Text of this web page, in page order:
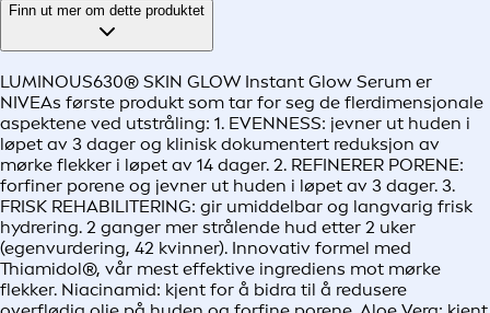
Finn ut mer om dette produktet
LUMINOUS630® SKIN GLOW Instant Glow Serum er
NIVEAs første produkt som tar for seg de flerdimensjonale
aspektene ved utstråling: 1. EVENNESS: jevner ut huden i
løpet av 3 dager og klinisk dokumentert reduksjon av
mørke flekker i løpet av 14 dager. 2. REFINERER PORENE:
forfiner porene og jevner ut huden i løpet av 3 dager. 3.
FRISK REHABILITERING: gir umiddelbar og langvarig frisk
hydrering. 2 ganger mer strålende hud etter 2 uker
(egenvurdering, 42 kvinner). Innovativ formel med
Thiamidol®, vår mest effektive ingrediens mot mørke
flekker. Niacinamid: kjent for å bidra til å redusere